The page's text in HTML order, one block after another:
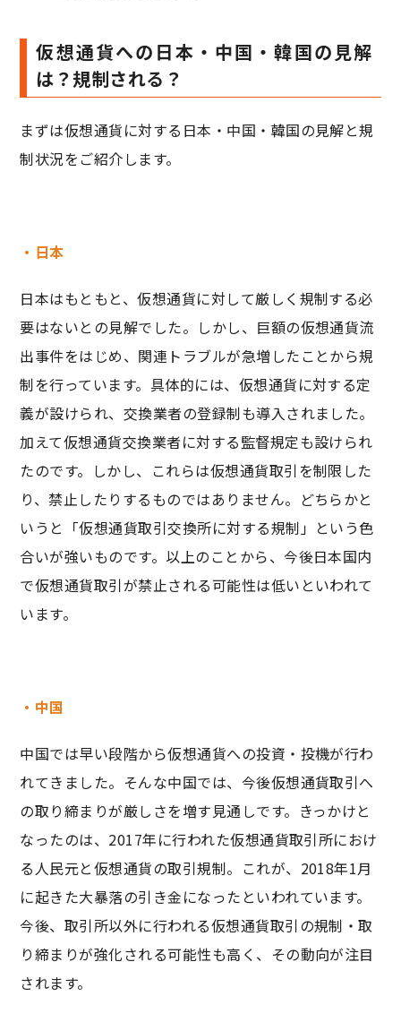
仮想通貨への日本・中国・韓国の見解
は？規制される？
まずは仮想通貨に対する日本・中国・韓国の見解と規
制状況をご紹介します。
・日本
日本はもともと、仮想通貨に対して厳しく規制する必
要はないとの見解でした。しかし、巨額の仮想通貨流
出事件をはじめ、関連トラブルが急増したことから規
制を行っています。具体的には、仮想通貨に対する定
義が設けられ、交換業者の登録制も導入されました。
加えて仮想通貨交換業者に対する監督規定も設けられ
たのです。しかし、これらは仮想通貨取引を制限した
り、禁止したりするものではありません。どちらかと
いうと「仮想通貨取引交換所に対する規制」という色
合いが強いものです。以上のことから、今後日本国内
で仮想通貨取引が禁止される可能性は低いといわれて
います。
・中国
中国では早い段階から仮想通貨への投資・投機が行わ
れてきました。そんな中国では、今後仮想通貨取引へ
の取り締まりが厳しさを増す見通しです。きっかけと
なったのは、2017年に行われた仮想通貨取引所におけ
る人民元と仮想通貨の取引規制。これが、2018年1月
に起きた大暴落の引き金になったといわれています。
今後、取引所以外に行われる仮想通貨取引の規制・取
り締まりが強化される可能性も高く、その動向が注目
されます。